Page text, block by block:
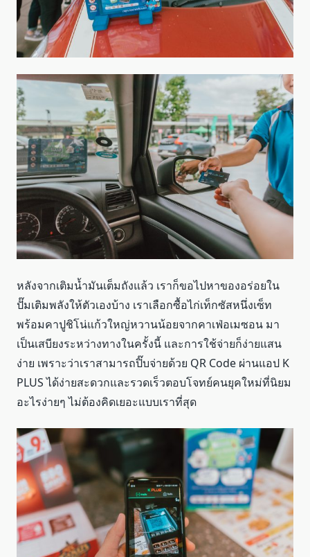
หลังจากเติมน้ำมันเต็มถังแล้ว เราก็ขอไปหาของอร่อยใน
ปั๊มเติมพลังให้ตัวเองบ้าง เราเลือกซื้อไก่เท็กซัสหนึ่งเซ็ท
พร้อมคาปูชิโน่แก้วใหญ่หวานน้อยจากคาเฟ่อเมซอน มา
เป็นเสบียงระหว่างทางในครั้งนี้ และการใช้จ่ายก็ง่ายแสน
ง่าย เพราะว่าเราสามารถปิ๊บจ่ายด้วย QR Code ผ่านแอป K
PLUS ได้ง่ายสะดวกและรวดเร็วตอบโจทย์คนยุคใหม่ที่นิยม
อะไรง่ายๆ ไม่ต้องคิดเยอะแบบเราที่สุด